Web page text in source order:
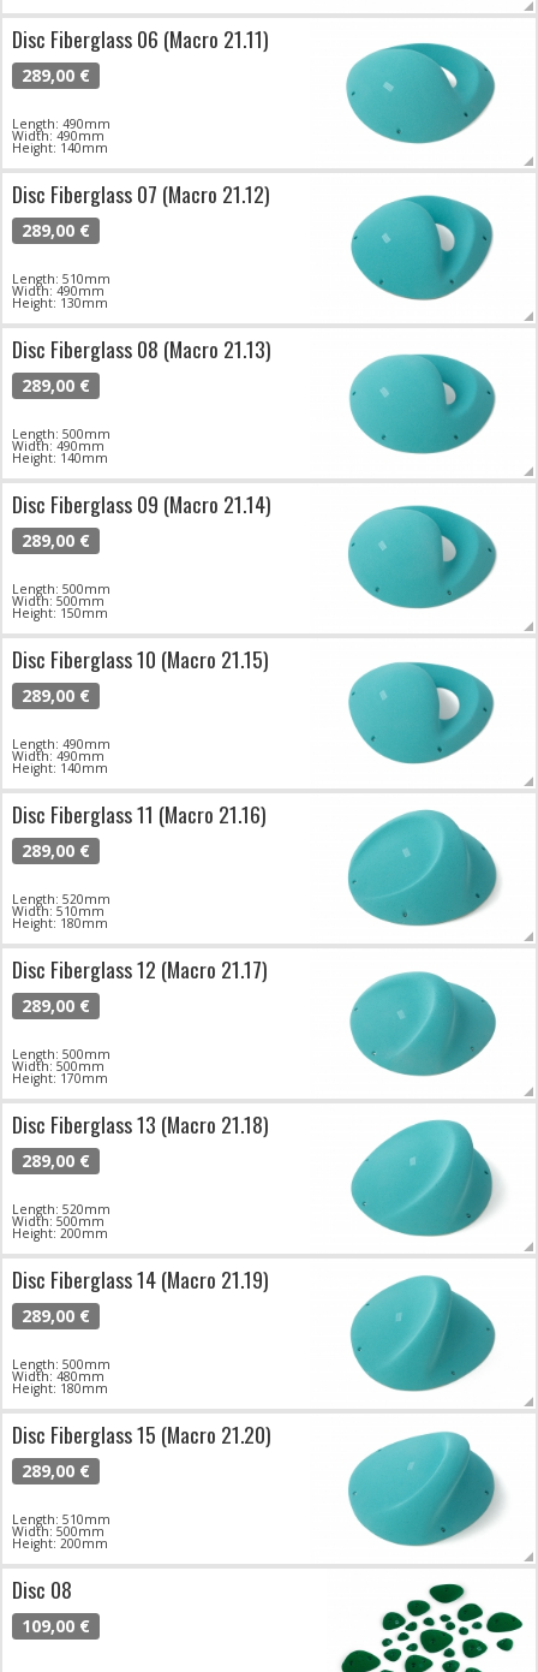
Disc Fiberglass 06 (Macro 21.11)
289,00 €
Length: 490mm
Width: 490mm
Height: 140mm
Disc Fiberglass 07 (Macro 21.12)
289,00 €
Length: 510mm
Width: 490mm
Height: 130mm
Disc Fiberglass 08 (Macro 21.13)
289,00 €
Length: 500mm
Width: 490mm
Height: 140mm
Disc Fiberglass 09 (Macro 21.14)
289,00 €
Length: 500mm
Width: 500mm
Height: 150mm
Disc Fiberglass 10 (Macro 21.15)
289,00 €
Length: 490mm
Width: 490mm
Height: 140mm
Disc Fiberglass 11 (Macro 21.16)
289,00 €
Length: 520mm
Width: 510mm
Height: 180mm
Disc Fiberglass 12 (Macro 21.17)
289,00 €
Length: 500mm
Width: 500mm
Height: 170mm
Disc Fiberglass 13 (Macro 21.18)
289,00 €
Length: 520mm
Width: 500mm
Height: 200mm
Disc Fiberglass 14 (Macro 21.19)
289,00 €
Length: 500mm
Width: 480mm
Height: 180mm
Disc Fiberglass 15 (Macro 21.20)
289,00 €
Length: 510mm
Width: 500mm
Height: 200mm
Disc 08
109,00 €